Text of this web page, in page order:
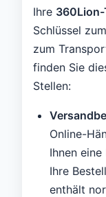
Ihre
Schlüssel
zum
finden Sie
Stellen:
Online-
Ihnen
Ihre
enthält